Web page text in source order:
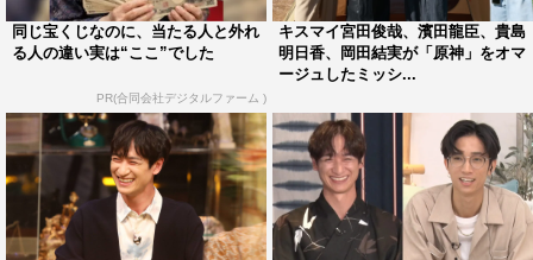
プロデューサー：日比野壇・宮澤正徹
Kis-My-Ft2 宮田俊哉 岡田結実
同じ宝くじなのに、当たる人と外れ
る人の違い実は“ここ”でした
PR(合同会社デジタルファーム )
キスマイ宮田俊哉、濱田龍臣、貴島
明日香、岡田結実が「原神」をオマ
ージュしたミッシ...